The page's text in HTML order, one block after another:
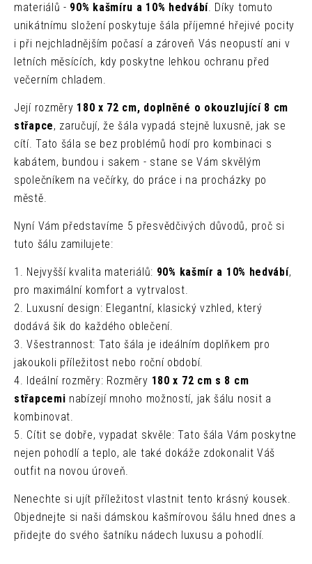
materiálů - 90% kašmíru a 10% hedvábí. Díky tomuto
unikátnímu složení poskytuje šála příjemné hřejivé pocity
i při nejchladnějším počasí a zároveň Vás neopustí ani v
letních měsících, kdy poskytne lehkou ochranu před
večerním chladem.
Její rozměry 180 x 72 cm, doplněné o okouzlující 8 cm
střapce, zaručují, že šála vypadá stejně luxusně, jak se
cítí. Tato šála se bez problémů hodí pro kombinaci s
kabátem, bundou i sakem - stane se Vám skvělým
společníkem na večírky, do práce i na procházky po
městě.
Nyní Vám představíme 5 přesvědčivých důvodů, proč si
tuto šálu zamilujete:
1. Nejvyšší kvalita materiálů: 90% kašmír a 10% hedvábí,
pro maximální komfort a vytrvalost.
2. Luxusní design: Elegantní, klasický vzhled, který
dodává šik do každého oblečení.
3. Všestrannost: Tato šála je ideálním doplňkem pro
jakoukoli příležitost nebo roční období.
4. Ideální rozměry: Rozměry 180 x 72 cm s 8 cm
střapcemi nabízejí mnoho možností, jak šálu nosit a
kombinovat.
5. Cítit se dobře, vypadat skvěle: Tato šála Vám poskytne
nejen pohodlí a teplo, ale také dokáže zdokonalit Váš
outfit na novou úroveň.
Nenechte si ujít příležitost vlastnit tento krásný kousek.
Objednejte si naši dámskou kašmírovou šálu hned dnes a
přidejte do svého šatníku nádech luxusu a pohodlí.